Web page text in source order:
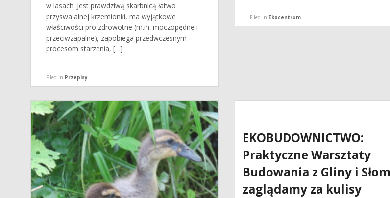
w lasach. Jest prawdziwą skarbnicą łatwo
przyswajalnej krzemionki, ma wyjątkowe
właściwości pro zdrowotne (m.in. moczopędne i
przeciwzapalne), zapobiega przedwczesnym
procesom starzenia, […]
Filed in Przepisy
Filed in Ekocentrum
EKOBUDOWNICTWO:
Praktyczne Warsztaty
Budowania z Gliny i
zaglądamy za kulisy